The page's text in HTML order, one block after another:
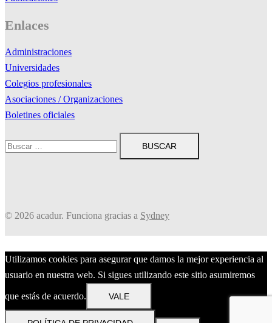
Enlaces
Administraciones
Universidades
Colegios profesionales
Asociaciones / Organizaciones
Boletines oficiales
Buscar:
© 2026 acadur. Funciona gracias a Sydney
Utilizamos cookies para asegurar que damos la mejor experiencia al
usuario en nuestra web. Si sigues utilizando este sitio asumiremos
que estás de acuerdo. VALE